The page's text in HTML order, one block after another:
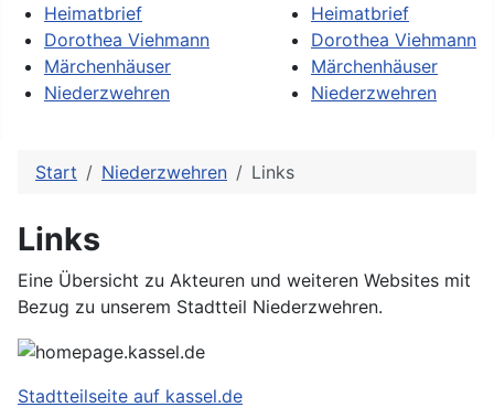
Heimatbrief
Dorothea Viehmann
Märchenhäuser
Niederzwehren
Heimatbrief
Dorothea Viehmann
Märchenhäuser
Niederzwehren
Start Niederzwehren Links
Links
Eine Übersicht zu Akteuren und weiteren Websites mit
Bezug zu unserem Stadtteil Niederzwehren.
Stadtteilseite auf kassel.de